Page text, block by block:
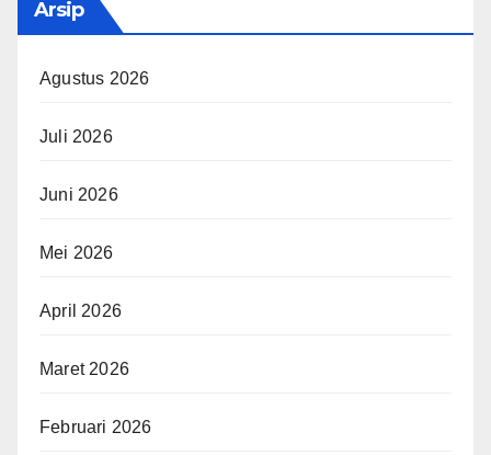
Arsip
Agustus 2026
Juli 2026
Juni 2026
Mei 2026
April 2026
Maret 2026
Februari 2026